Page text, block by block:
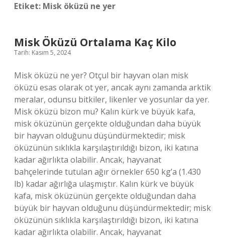
Etiket: Misk öküzü ne yer
Misk Öküzü Ortalama Kaç Kilo
Tarih: Kasım 5, 2024
Misk öküzü ne yer? Otçul bir hayvan olan misk
öküzü esas olarak ot yer, ancak aynı zamanda arktik
meralar, odunsu bitkiler, likenler ve yosunlar da yer.
Misk öküzü bizon mu? Kalın kürk ve büyük kafa,
misk öküzünün gerçekte olduğundan daha büyük
bir hayvan olduğunu düşündürmektedir; misk
öküzünün sıklıkla karşılaştırıldığı bizon, iki katına
kadar ağırlıkta olabilir. Ancak, hayvanat
bahçelerinde tutulan ağır örnekler 650 kg’a (1.430
lb) kadar ağırlığa ulaşmıştır. Kalın kürk ve büyük
kafa, misk öküzünün gerçekte olduğundan daha
büyük bir hayvan olduğunu düşündürmektedir; misk
öküzünün sıklıkla karşılaştırıldığı bizon, iki katına
kadar ağırlıkta olabilir. Ancak, hayvanat